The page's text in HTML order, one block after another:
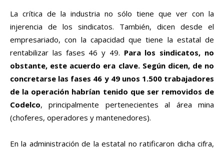
La crítica de la industria no sólo tiene que ver con la
injerencia de los sindicatos. También, dicen desde el
empresariado, con la capacidad que tiene la estatal de
rentabilizar las fases 46 y 49. Para los sindicatos, no
obstante, este acuerdo era clave. Según dicen, de no
concretarse las fases 46 y 49 unos 1.500 trabajadores
de la operación habrían tenido que ser removidos de
Codelco, principalmente pertenecientes al área mina
(choferes, operadores y mantenedores).
En la administración de la estatal no ratificaron dicha cifra,